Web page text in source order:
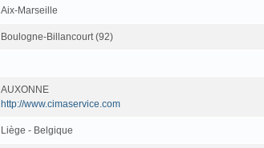
Aix-Marseille
Boulogne-Billancourt (92)
AUXONNE
http://www.cimaservice.com
Liège - Belgique